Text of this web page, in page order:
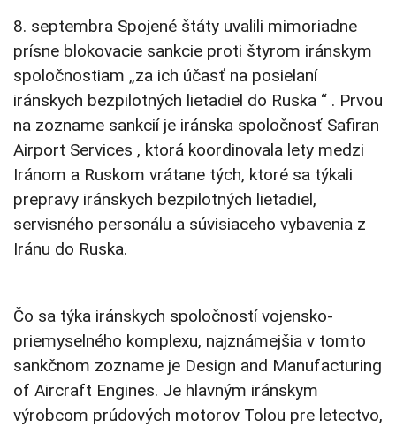
8. septembra Spojené štáty uvalili mimoriadne
prísne blokovacie sankcie proti štyrom iránskym
spoločnostiam „za ich účasť na posielaní
iránskych bezpilotných lietadiel do Ruska “ . Prvou
na zozname sankcií je iránska spoločnosť Safiran
Airport Services , ktorá koordinovala lety medzi
Iránom a Ruskom vrátane tých, ktoré sa týkali
prepravy iránskych bezpilotných lietadiel,
servisného personálu a súvisiaceho vybavenia z
Iránu do Ruska.
Čo sa týka iránskych spoločností vojensko-
priemyselného komplexu, najznámejšia v tomto
sankčnom zozname je Design and Manufacturing
of Aircraft Engines. Je hlavným iránskym
výrobcom prúdových motorov Tolou pre letectvo,